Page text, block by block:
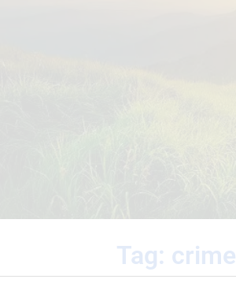
Tag: crime